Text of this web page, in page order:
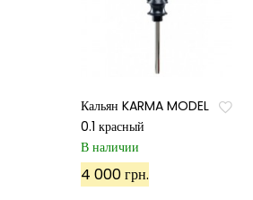
Кальян KARMA MODEL
0.1 красный
В наличии
4 000 грн.